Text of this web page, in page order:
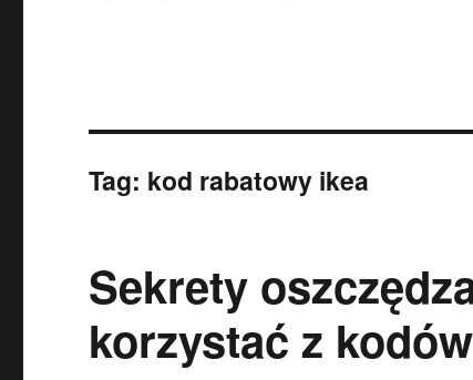
Tag: kod rabatowy ikea
Sekrety
korzystać z